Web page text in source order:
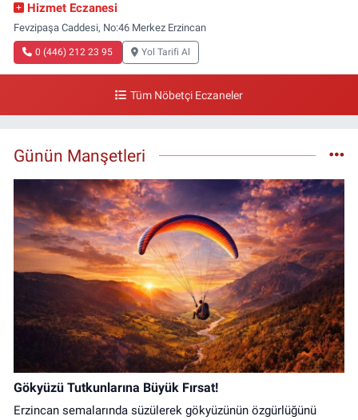
Hizmet Eczanesi
Fevzipaşa Caddesi, No:46 Merkez Erzincan
0 (446) 212 23 95 Yol Tarifi Al
Tüm Nöbetçi Eczaneler
Günün Manşetleri
Gökyüzü Tutkunlarına Büyük Fırsat!
Erzincan semalarında süzülerek gökyüzünün özgürlüğünü